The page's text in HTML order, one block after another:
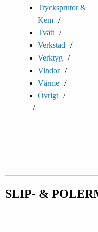
Trycksprutor &
Kem
Tvätt
Verkstad
Verktyg
Vindor
Värme
Övrigt
SLIP- &